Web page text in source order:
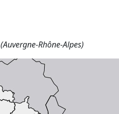
(Auvergne-Rhône-Alpes)